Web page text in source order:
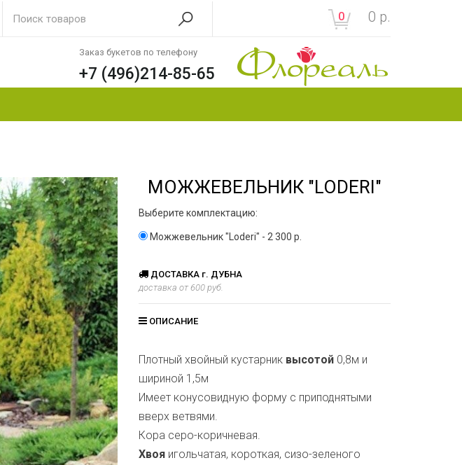
0 0 р.
Заказ букетов по телефону
+7 (496)214-85-65
МОЖЖЕВЕЛЬНИК "LODERI"
Выберите комплектацию:
Можжевельник "Loderi" - 2 300 р.
ДОСТАВКА г. ДУБНА
доставка от 600 руб.
ОПИСАНИЕ
Плотный хвойный кустарник высотой 0,8м и
шириной 1,5м
Имеет конусовидную форму с приподнятыми
вверх ветвями.
Кора серо-коричневая.
Хвоя игольчатая, короткая, сизо-зеленого